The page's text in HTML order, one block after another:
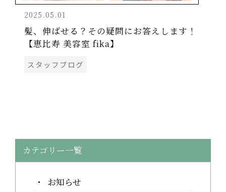
2025.05.01
髪、伸ばせる？その疑問にお答えします！
【恵比寿 美容室 fika】
スタッフブログ
カテゴリー一覧
お知らせ